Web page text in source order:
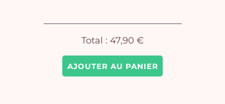
AJOUTER AU PANIER
Total : 47,90 €